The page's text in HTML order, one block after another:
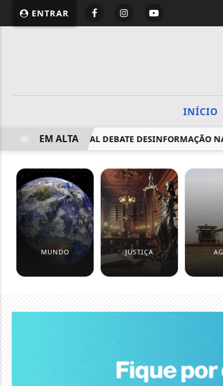
ENTRAR
INÍCIO
SOCIAL DEBATE DESINFORMAÇÃO NAS
EM ALTA
MUNDO JUSTIÇA